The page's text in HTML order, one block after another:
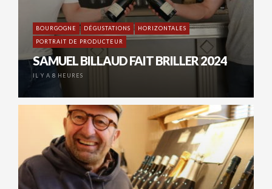
BOURGOGNE DÉGUSTATIONS
HORIZONTALES
PORTRAIT DE PRODUCTEUR
SAMUEL BILLAUD FAIT BRILLER 2024
IL Y A 8 HEURES